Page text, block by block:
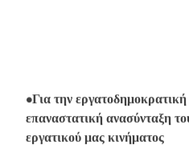
•Για την εργατοδημοκρατική
επαναστατική ανασύνταξη του
εργατικού μας κινήματος